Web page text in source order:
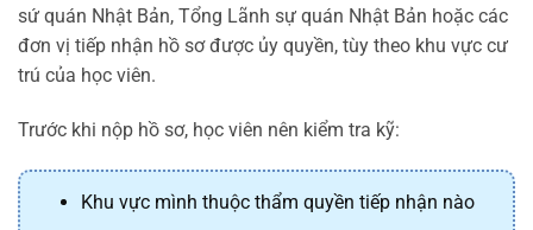
sứ quán Nhật Bản, Tổng Lãnh sự quán Nhật Bản hoặc các
đơn vị tiếp nhận hồ sơ được ủy quyền, tùy theo khu vực cư
trú của học viên.
Trước khi nộp hồ sơ, học viên nên kiểm tra kỹ:
Khu vực mình thuộc thẩm quyền tiếp nhận nào